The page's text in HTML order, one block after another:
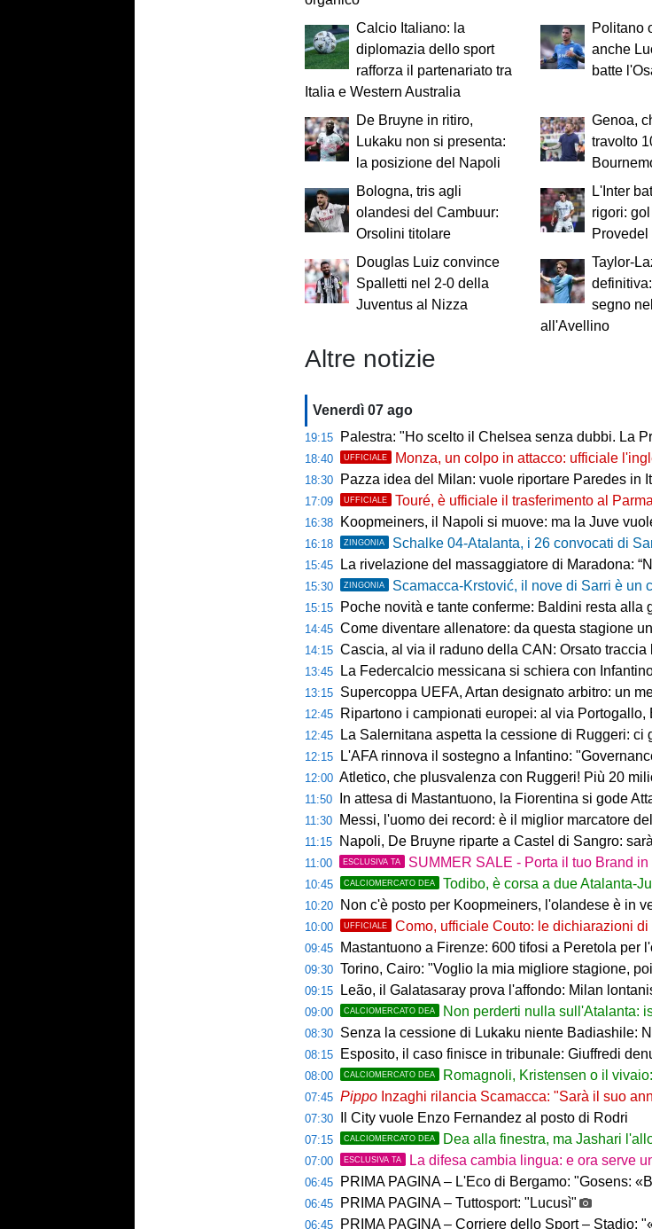
Calcio Italiano: la
diplomazia dello sport
rafforza il partenariato tra
Italia e Western Australia
Politano
anche
batte
De Bruyne in ritiro,
Lukaku non si presenta:
la posizione del Napoli
Genoa,
travolto
Bologna, tris agli
olandesi del Cambuur:
Orsolini titolare
L'Inter
rigori:
Douglas Luiz convince
Spalletti nel 2-0 della
Juventus al Nizza
Taylor-
segno
all'Avellino
Altre notizie
Venerdì 07 ago
19:15 Palestra: "Ho scelto il Chelsea senza dubbi. La Premier
18:40 UFFICIALE Monza, un colpo in attacco: ufficiale
18:30 Pazza idea del Milan: vuole riportare Paredes in
17:09 UFFICIALE Touré, è ufficiale il trasferimento al
16:38 Koopmeiners, il Napoli si muove: ma la Juve
16:18 ZINGONIA Schalke 04-Atalanta, i 26 convocati di Sarri per
15:45 La rivelazione del massaggiatore di Maradona: “Non si alzava dal
15:30 ZINGONIA Scamacca-Krstović, il nove di Sarri è un
15:15 Poche novità e tante conferme: Baldini resta alla guida
14:45 Come diventare allenatore: da questa stagione un nuovo iter. Beretta: “Un
14:15 Cascia, al via il raduno della CAN: Orsato traccia la rotta per
13:45 La Federcalcio messicana si schiera con Infantino: "Pieno sostegno
13:15 Supercoppa UEFA, Artan designato arbitro: un mese fa gli fu negato
12:45 Ripartono i campionati europei: al via Portogallo,
12:45 La Salernitana aspetta la cessione di Ruggeri: ci
12:15 L'AFA rinnova il sostegno a Infantino: "Governance
12:00 Atletico, che plusvalenza con Ruggeri! Più 20
11:50 In attesa di Mastantuono, la Fiorentina si gode Atta e Ndour:
11:30 Messi, l'uomo dei record: è il miglior marcatore della
11:15 Napoli, De Bruyne riparte a Castel di Sangro: sarà il
11:00 ESCLUSIVA TA SUMMER SALE - Porta il tuo Brand in "Serie A", la tua azienda e professione
10:45 CALCIOMERCATO DEA Todibo, è corsa a due Atalanta-Juventus: chi
10:20 Non c'è posto per Koopmeiners, l'olandese è in
10:00 UFFICIALE Como, ufficiale Couto: le dichiarazioni di Fabregas
09:45 Mastantuono a Firenze: 600 tifosi a Peretola per
09:30 Torino, Cairo: "Voglio la mia migliore stagione,
09:15 Leão, il Galatasaray prova l'affondo: Milan
09:00 CALCIOMERCATO DEA Non perderti nulla sull'Atalanta: iscriviti subito al
08:30 Senza la cessione di Lukaku niente Badiashile:
08:15 Esposito, il caso finisce in tribunale: Giuffredi
08:00 CALCIOMERCATO DEA Romagnoli, Kristensen o il vivaio: il rebus
07:45 Pippo Inzaghi rilancia Scamacca: "Sarà il suo
07:30 Il City vuole Enzo Fernandez al posto di Rodri
07:15 CALCIOMERCATO DEA Dea alla finestra, ma Jashari l'allontana: "Il mio cuore è
07:00 ESCLUSIVA TA La difesa cambia lingua: e ora serve un
06:45 PRIMA PAGINA – L'Eco di Bergamo: "Gosens: «Bergamo sempre casa mia.
06:45 PRIMA PAGINA – Tuttosport: "Lucusì"
06:45 PRIMA PAGINA – Corriere dello Sport – Stadio: